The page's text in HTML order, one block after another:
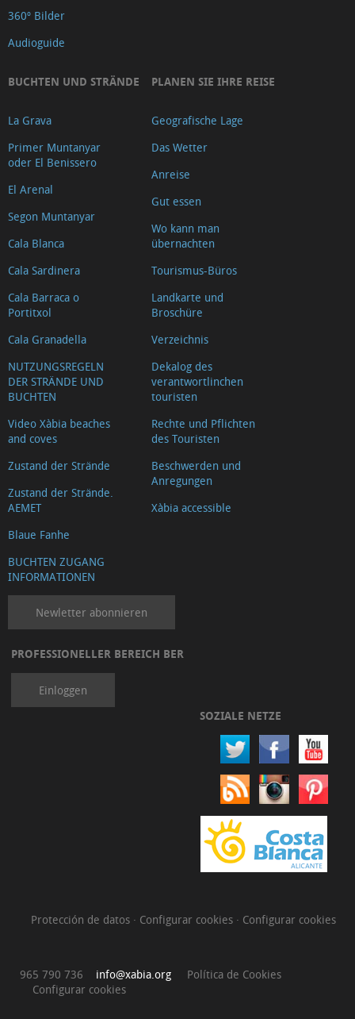
360º Bilder
Audioguide
BUCHTEN UND STRÄNDE
La Grava
Primer Muntanyar
oder El Benissero
El Arenal
Segon Muntanyar
Cala Blanca
Cala Sardinera
Cala Barraca o
Portitxol
Cala Granadella
NUTZUNGSREGELN
DER STRÄNDE UND
BUCHTEN
Video Xàbia beaches
and coves
Zustand der Strände
Zustand der Strände.
AEMET
Blaue Fanhe
BUCHTEN ZUGANG
INFORMATIONEN
PLANEN SIE IHRE REISE
Geografische Lage
Das Wetter
Anreise
Gut essen
Wo kann man
übernachten
Tourismus-Büros
Landkarte und
Broschüre
Verzeichnis
Dekalog des
verantwortlinchen
touristen
Rechte und Pflichten
des Touristen
Beschwerden und
Anregungen
Xàbia accessible
Newletter abonnieren
PROFESSIONELLER BEREICH BER
Einloggen
SOZIALE NETZE
Protección de datos · Configurar cookies · Configurar cookies
965 790 736 info@xabia.org
Política de Cookies
Configurar cookies